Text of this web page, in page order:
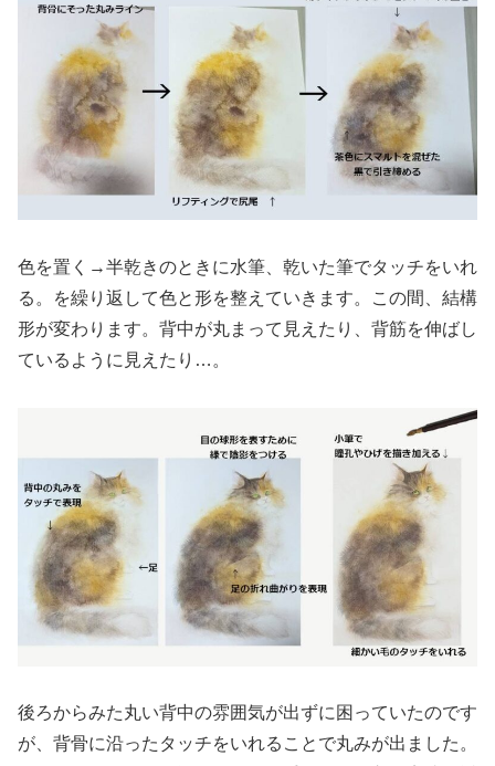
色を置く→半乾きのときに水筆、乾いた筆でタッチをいれ
る。を繰り返して色と形を整えていきます。この間、結構
形が変わります。背中が丸まって見えたり、背筋を伸ばし
ているように見えたり…。
後ろからみた丸い背中の雰囲気が出ずに困っていたのです
が、背骨に沿ったタッチをいれることで丸みが出ました。